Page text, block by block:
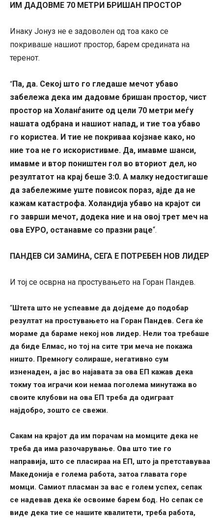
ИМ ДАДОВМЕ 70 МЕТРИ БРИШАН ПРОСТОР
Инаку Јонуз не е задоволен од тоа како се
покриваше нашиот простор, барем средината на
теренот.
“Па, да. Секој што го гледаше мечот убаво
забележа дека им дадовме бришан простор, чист
простор на Холанѓаните од цели 70 метри меѓу
нашата одбрана и нашиот напад, и тие тоа убаво
го користеа. И тие не покриваа којзнае како, но
ние тоа не го искористивме. Да, имавме шанси,
имавме и втор поништен гол во вториот дел, но
резултатот на крај беше 3:0. А малку недостигаше
да забележиме уште повисок пораз, ајде да не
кажам катастрофа. Холандија убаво на крајот си
го заврши мечот, додека ние и на овој трет меч на
ова ЕУРО, останавме со празни раце“.
ПАНДЕВ СИ ЗАМИНА, СЕГА Е ПОТРЕБЕН НОВ ЛИДЕР
И тој се осврна на простувањето на Горан Пандев.
“Штета што не успеавме да дојдеме до подобар
резултат на простувањето на Горан Пандев. Сега ќе
мораме да бараме некој нов лидер. Нели тоа требаше
да биде Елмас, но тој на сите три меча не покажа
ништо. Премногу солираше, негативно сум
изненаден, а јас во најавата за ова ЕП кажав дека
токму тоа играчи кои немаа поголема минутажа во
своите клубови на ова ЕП треба да одиграат
најдобро, зошто се свежи.
Сакам на крајот да им порачам на момците дека не
треба да има разочарување. Ова што тие го
направија, што се пласираа на ЕП, што ја претставуваа
Македонија е голема работа, затоа главата горе
момци. Самиот пласман за вас е голем успех, сепак
се надевав дека ќе освоиме барем бод. Но сепак се
виде дека тие се нашите квалитети, треба работа,